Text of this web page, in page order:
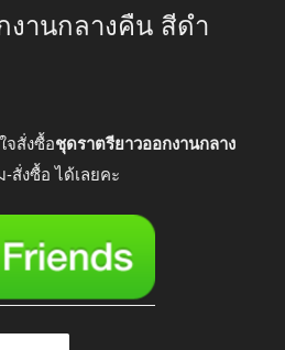
งานกลางคืน สีดำ
จสั่งซื้อชุดราตรียาวออกงานกลาง
งซื้อ ได้เลยคะ